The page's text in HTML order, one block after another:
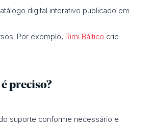
digital interativo publicado em
Por exemplo, Rimi Báltico crie
preciso?
suporte conforme necessário e